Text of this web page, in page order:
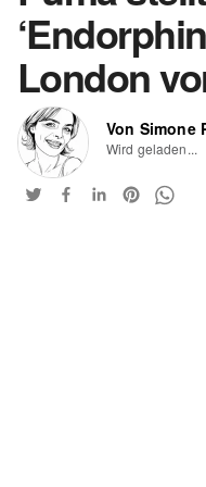
London
Von Simone
Wird geladen...